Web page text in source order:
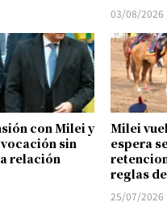
03/08/2026
con Milei y
sin
relación
Milei
espera
reglas
25/07/2026